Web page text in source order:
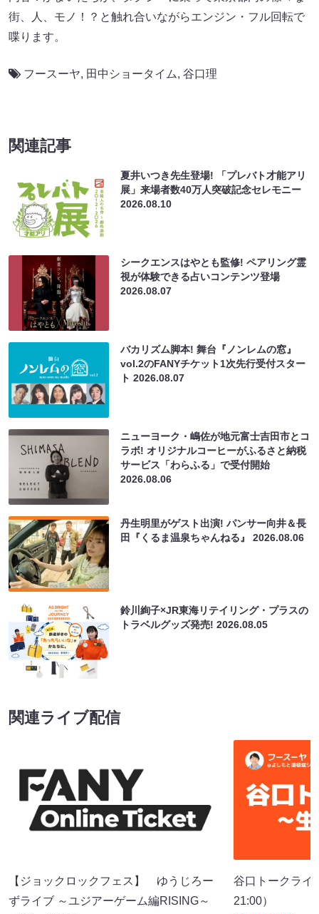
街、人、モノ！？と触れ合いながらエンジン・フル回転で
喋ります。
フースーヤ, 田中ショータイム, 谷口理
関連記事
夏井いつき先生登場! 「プレバト才能アリ
展」来場者数40万人突破記念セレモニー
2026.08.10
シークエンスはやとも監修! ペアリング霊
視が体験できる占いコンテンツ登場
2026.08.07
バカリズム脚本! 舞台『ノンレムの窓』
vol.2のFANYチケット1次先行受付スター
ト2026.08.07
ニューヨーク・嶋佐が地元富士吉田市とコ
ラボ! オリジナルコーヒーがふるさと納税
サービス「わらふる」で受付開始
2026.08.06
丹生明里がゲスト出演! パンサー向井＆長
田『くるま温泉ちゃんねる』2026.08.06
鈴川絢子×JR東海リテイリング・プラスの
トラベルグッズ発売!2026.08.05
関連ライブ配信
【ジョックロックフェス】 ゆうじろー
ずライブ ～ユジアーゲーム編RISING～
谷口トークラ
21:00）